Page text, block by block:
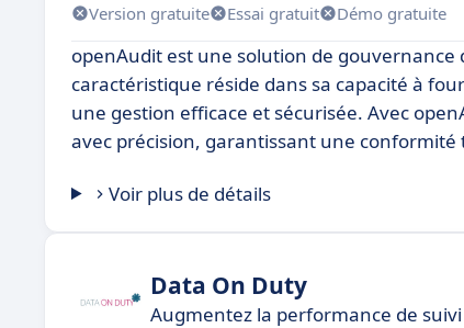
Version gratuite Essai gratuit Démo gratuite
openAudit est une solution de
caractéristique réside dans sa capacité à
une gestion efficace et sécurisée. Avec
avec précision, garantissant une
Voir plus de détails
Data On Duty
Augmentez la performance de